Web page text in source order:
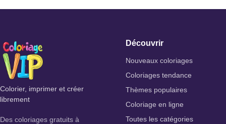
Colorier, imprimer et créer
librement
Des coloriages gratuits à
Découvrir
Nouveaux coloriages
Coloriages tendance
Thèmes populaires
Coloriage en ligne
Toutes les catégories